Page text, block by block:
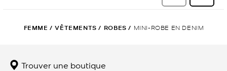
FEMME / VÊTEMENTS / ROBES / MINI-ROBE EN DENIM
Trouver une boutique